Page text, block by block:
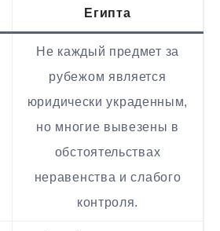
Египта
Не каждый предмет за
рубежом является
юридически украденным,
но многие вывезены в
обстоятельствах
неравенства и слабого
контроля.